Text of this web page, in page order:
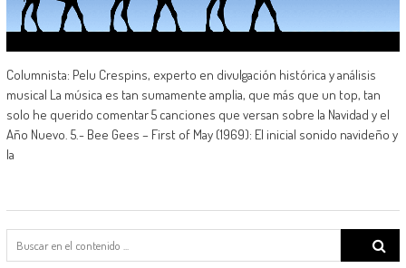
Columnista: Pelu Crespins, experto en divulgación histórica y análisis
musical La música es tan sumamente amplia, que más que un top, tan
solo he querido comentar 5 canciones que versan sobre la Navidad y el
Año Nuevo. 5.- Bee Gees – First of May (1969): El inicial sonido navideño y
la
Search
for: